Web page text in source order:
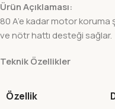
Ürün Açıklaması:
80 A’e kadar motor koruma
ve nötr hattı desteği sağlar.
Teknik Özellikler
Özellik